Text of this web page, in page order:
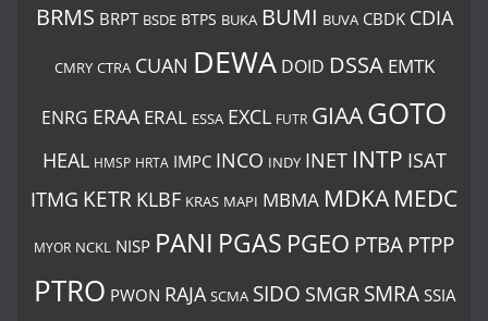
BRMS BRPT BSDE BTPS BUKA BUMI BUVA CBDK CDIA
CMRY CTRA CUAN DEWA DOID DSSA EMTK
ENRG ERAA ERAL ESSA EXCL FUTR GIAAGOTO
HEAL HMSP HRTA IMPC INCO INDY INET INTP ISAT
ITMG KETR KLBF KRAS MAPI MBMA MDKA MEDC
MYOR NCKL NISP PANI PGAS PGEO PTBAPTPP
PTRO PWON RAJA SCMA SIDO SMGR SMRA SSIA